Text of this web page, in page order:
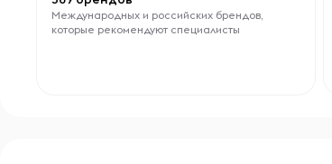
Международных и российских брендов,
которые рекомендуют специалисты